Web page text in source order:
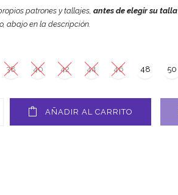
patrones y tallajes, antes de elegir su talla
abajo en la descripción.
38 40 42 44 46 48 50
AÑADIR AL CARRITO